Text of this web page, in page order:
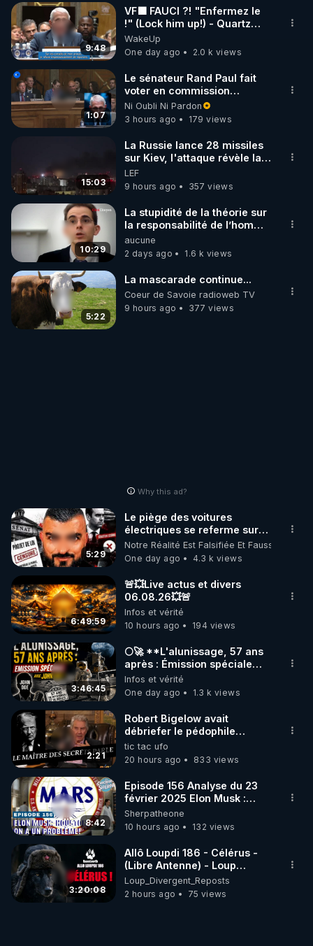
▶ 30 jours gratuit sur l’application de méditation et
de bien-être ENVOL :
Rendez-vous sur https://www.envol.app/code
le code : REGENERE
9:48
VF🟩 FAUCI ?! "Enfermez le
!" (Lock him up!) - Quartz
Traduction
WakeUp
One day ago
2.0 k views
1:07
Le sénateur Rand Paul fait
voter en commission
l'outrage au Congrès contre
Anthony Fauci
Ni Oubli Ni Pardon
3 hours ago
179 views
15:03
La Russie lance 28 missiles
sur Kiev, l'attaque révèle la
faiblesse de Kiev
LEF
9 hours ago
357 views
10:29
La stupidité de la théorie sur
la responsabilité de l’homme
concernant le dioxyde de
carbone.
aucune
2 days ago
1.6 k views
5:22
La mascarade continue...
Coeur de Savoie radioweb TV
9 hours ago
377 views
Why this ad?
5:29
Le piège des voitures
électriques se referme sur
les usagers !
Notre Réalité Est Falsifiée Et Fausse
One day ago
4.3 k views
6:49:59
🚨💥Live actus et divers
06.08.26💥🚨
Infos et vérité
10 hours ago
194 views
3:46:45
🌕🚀 **L'alunissage, 57 ans
après : Émission spéciale
avec John Doe !** 👨 🚀✨
Infos et vérité
One day ago
1.3 k views
2:21
Robert Bigelow avait
débriefer le pédophile
génocidaire de donald j
trump
tic tac ufo
20 hours ago
833 views
8:42
Episode 156 Analyse du 23
février 2025 Elon Musk :
Houston , on a un problème !
Sherpatheone
10 hours ago
132 views
3:20:08
Allô Loupdi 186 - Célérus -
(Libre Antenne) - Loup
Divergent 2026.08.06
Loup_Divergent_Reposts
2 hours ago
75 views